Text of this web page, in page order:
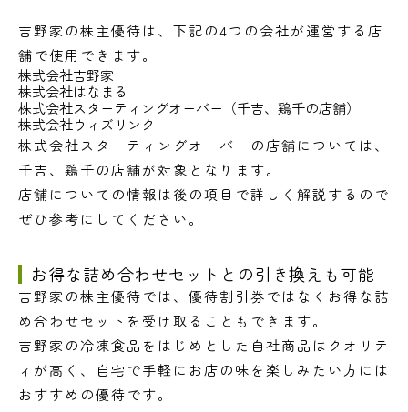
吉野家の株主優待は、下記の4つの会社が運営する店
舗で使用できます。
株式会社吉野家
株式会社はなまる
株式会社スターティングオーバー（千吉、鶏千の店舗）
株式会社ウィズリンク
株式会社スターティングオーバーの店舗については、
千吉、鶏千の店舗が対象となります。
店舗についての情報は後の項目で詳しく解説するので
ぜひ参考にしてください。
お得な詰め合わせセットとの引き換えも可能
吉野家の株主優待では、優待割引券ではなくお得な詰
め合わせセットを受け取ることもできます。
吉野家の冷凍食品をはじめとした自社商品はクオリテ
ィが高く、自宅で手軽にお店の味を楽しみたい方には
おすすめの優待です。